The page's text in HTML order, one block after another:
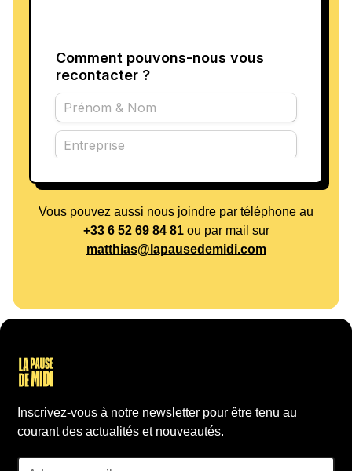
Vous pouvez aussi nous joindre par téléphone au
+33 6 52 69 84 81ou par mail sur
matthias@lapausedemidi.com
Inscrivez-vous à notre newsletter pour être tenu au
courant des actualités et nouveautés.